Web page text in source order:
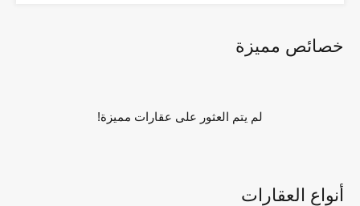
خصائص مميزة
لم يتم العثور على عقارات مميزة!
أنواع العقارات